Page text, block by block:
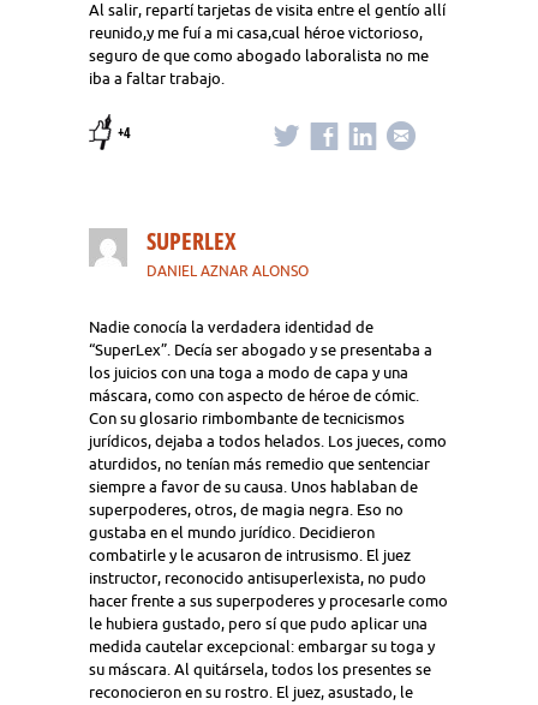
Al salir, repartí tarjetas de visita entre el gentío allí
reunido,y me fuí a mi casa,cual héroe victorioso,
seguro de que como abogado laboralista no me
iba a faltar trabajo.
+4
SUPERLEX
DANIEL AZNAR ALONSO
Nadie conocía la verdadera identidad de
“SuperLex”. Decía ser abogado y se presentaba a
los juicios con una toga a modo de capa y una
máscara, como con aspecto de héroe de cómic.
Con su glosario rimbombante de tecnicismos
jurídicos, dejaba a todos helados. Los jueces, como
aturdidos, no tenían más remedio que sentenciar
siempre a favor de su causa. Unos hablaban de
superpoderes, otros, de magia negra. Eso no
gustaba en el mundo jurídico. Decidieron
combatirle y le acusaron de intrusismo. El juez
instructor, reconocido antisuperlexista, no pudo
hacer frente a sus superpoderes y procesarle como
le hubiera gustado, pero sí que pudo aplicar una
medida cautelar excepcional: embargar su toga y
su máscara. Al quitársela, todos los presentes se
reconocieron en su rostro. El juez, asustado, le